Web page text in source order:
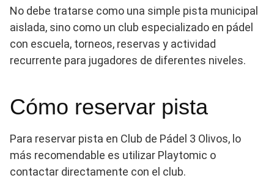
No debe tratarse como una simple pista municipal
aislada, sino como un club especializado en pádel
con escuela, torneos, reservas y actividad
recurrente para jugadores de diferentes niveles.
Cómo reservar pista
Para reservar pista en Club de Pádel 3 Olivos, lo
más recomendable es utilizar Playtomic o
contactar directamente con el club.